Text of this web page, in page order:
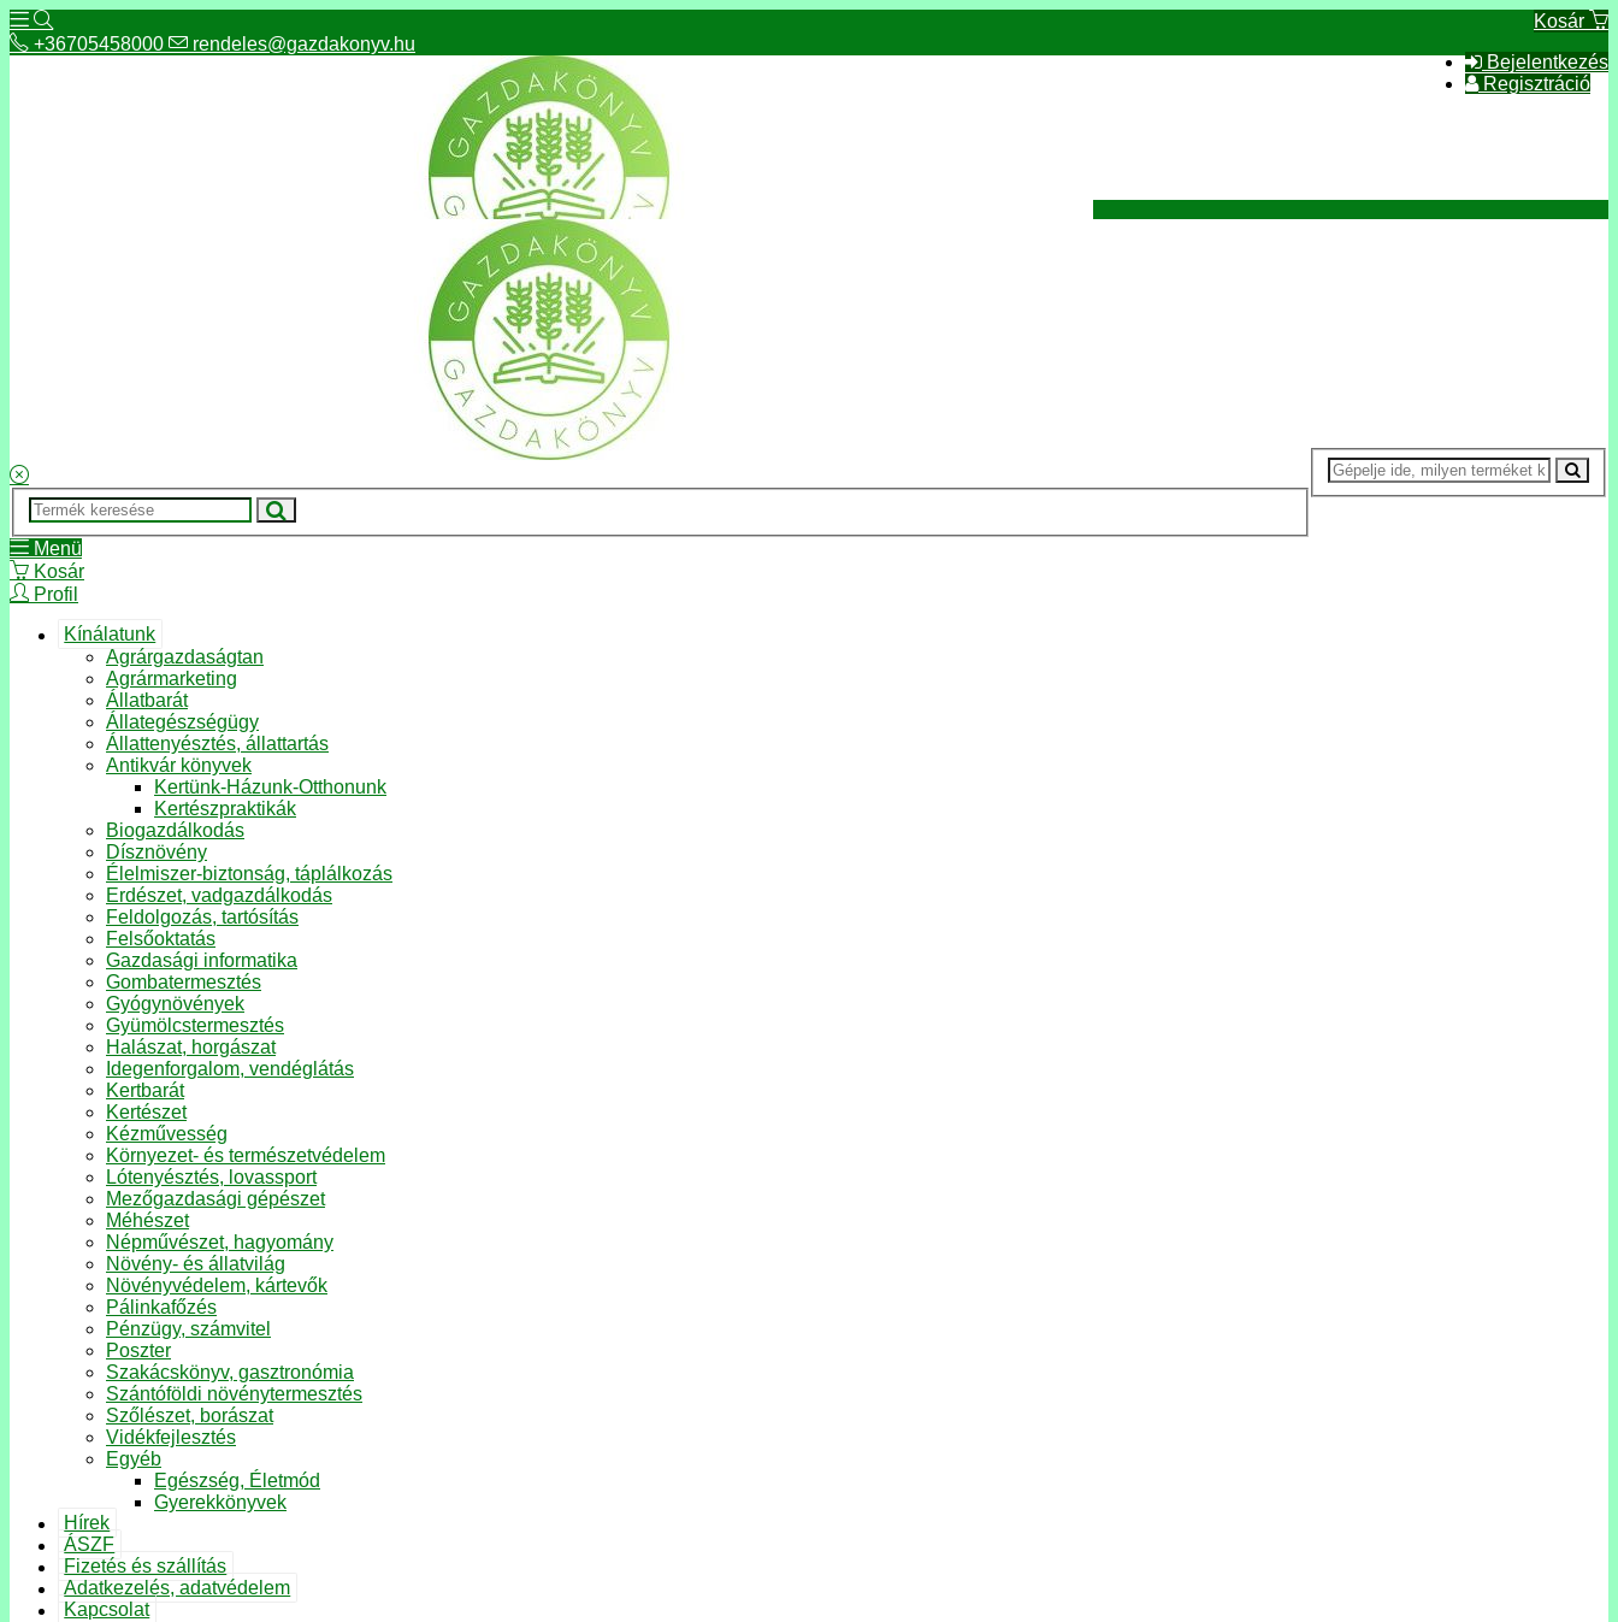
Kosár
Bejelentkezés
Regisztráció
+36705458000 rendeles@gazdakonyv.hu
Menü
Kosár
Profil
Kínálatunk
Agrárgazdaságtan
Agrármarketing
Állatbarát
Állategészségügy
Állattenyésztés, állattartás
Antikvár könyvek
Kertünk-Házunk-Otthonunk
Kertészpraktikák
Biogazdálkodás
Dísznövény
Élelmiszer-biztonság, táplálkozás
Erdészet, vadgazdálkodás
Feldolgozás, tartósítás
Felsőoktatás
Gazdasági informatika
Gombatermesztés
Gyógynövények
Gyümölcstermesztés
Halászat, horgászat
Idegenforgalom, vendéglátás
Kertbarát
Kertészet
Kézművesség
Környezet- és természetvédelem
Lótenyésztés, lovassport
Mezőgazdasági gépészet
Méhészet
Népművészet, hagyomány
Növény- és állatvilág
Növényvédelem, kártevők
Pálinkafőzés
Pénzügy, számvitel
Poszter
Szakácskönyv, gasztronómia
Szántóföldi növénytermesztés
Szőlészet, borászat
Vidékfejlesztés
Egyéb
Egészség, Életmód
Gyerekkönyvek
Hírek
ÁSZF
Fizetés és szállítás
Adatkezelés, adatvédelem
Kapcsolat